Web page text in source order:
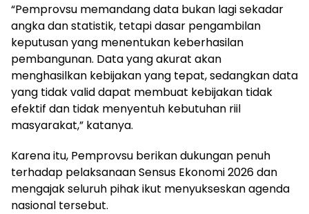
“Pemprovsu memandang data bukan lagi sekadar
angka dan statistik, tetapi dasar pengambilan
keputusan yang menentukan keberhasilan
pembangunan. Data yang akurat akan
menghasilkan kebijakan yang tepat, sedangkan data
yang tidak valid dapat membuat kebijakan tidak
efektif dan tidak menyentuh kebutuhan riil
masyarakat,” katanya.
Karena itu, Pemprovsu berikan dukungan penuh
terhadap pelaksanaan Sensus Ekonomi 2026 dan
mengajak seluruh pihak ikut menyukseskan agenda
nasional tersebut.